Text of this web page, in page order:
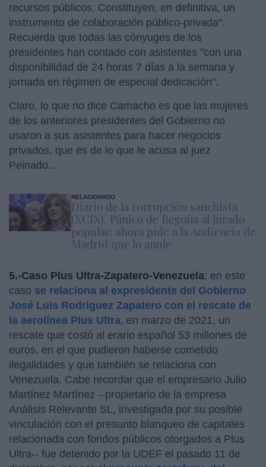
recursos públicos. Constituyen, en definitiva, un
instrumento de colaboración público-privada".
Recuerda que todas las cónyuges de los
presidentes han contado con asistentes "con una
disponibilidad de 24 horas 7 días a la semana y
jornada en régimen de especial dedicación".
Claro, lo que no dice Camacho es que las mujeres
de los anteriores presidentes del Gobierno no
usaron a sus asistentes para hacer negocios
privados, que es de lo que le acusa al juez
Peinado...
RELACIONADO
Diario de la corrupción sanchista
(XCIX). Pánico de Begoña al jurado
popular: ahora pide a la Audiencia de
Madrid que lo anule
5.-Caso Plus Ultra-Zapatero-Venezuela: en este
caso se relaciona al expresidente del Gobierno
José Luis Rodriguez Zapatero con el rescate de
la aerolínea Plus Ultra, en marzo de 2021, un
rescate que costó al erario español 53 millones de
euros, en el que pudieron haberse cometido
ilegalidades y que también se relaciona con
Venezuela. Cabe recordar que el empresario Julio
Martínez Martínez --propietario de la empresa
Análisis Relevante SL, investigada por su posible
vinculación con el presunto blanqueo de capitales
relacionada con fondos públicos otorgados a Plus
Ultra-- fue detenido por la UDEF el pasado 11 de